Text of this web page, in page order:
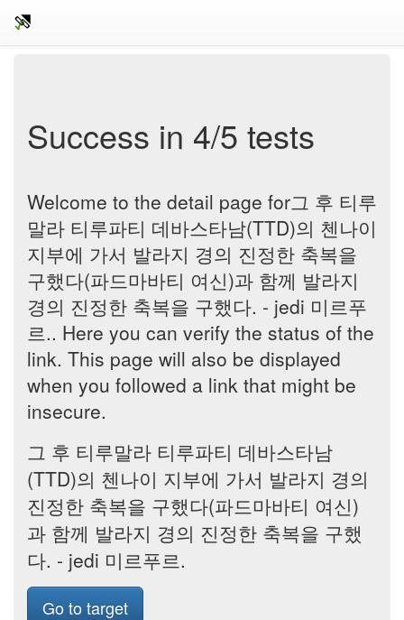
Success in 4/5 tests
Welcome to the detail page for그 후 티루
말라 티루파티 데바스타남(TTD)의 첸나이
지부에 가서 발라지 경의 진정한 축복을
구했다(파드마바티 여신)과 함께 발라지
경의 진정한 축복을 구했다. - jedi 미르푸
르.. Here you can verify the status of the
link. This page will also be displayed
when you followed a link that might be
insecure.
그 후 티루말라 티루파티 데바스타남
(TTD)의 첸나이 지부에 가서 발라지 경의
진정한 축복을 구했다(파드마바티 여신)
과 함께 발라지 경의 진정한 축복을 구했
다. - jedi 미르푸르.
Go to target